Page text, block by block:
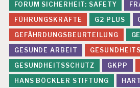
FORUM SICHERHEIT: SAFETY
FÜHRUNGSKRÄFTE
G2 PLUS
GEFÄHRDUNGSBEURTEILUNG
GESUNDE ARBEIT
GESUNDHEITSSCHUTZ
GKPP
HANS BÖCKLER STIFTUNG